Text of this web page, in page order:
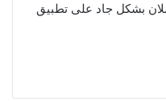
بشكل جاد على تطبيق